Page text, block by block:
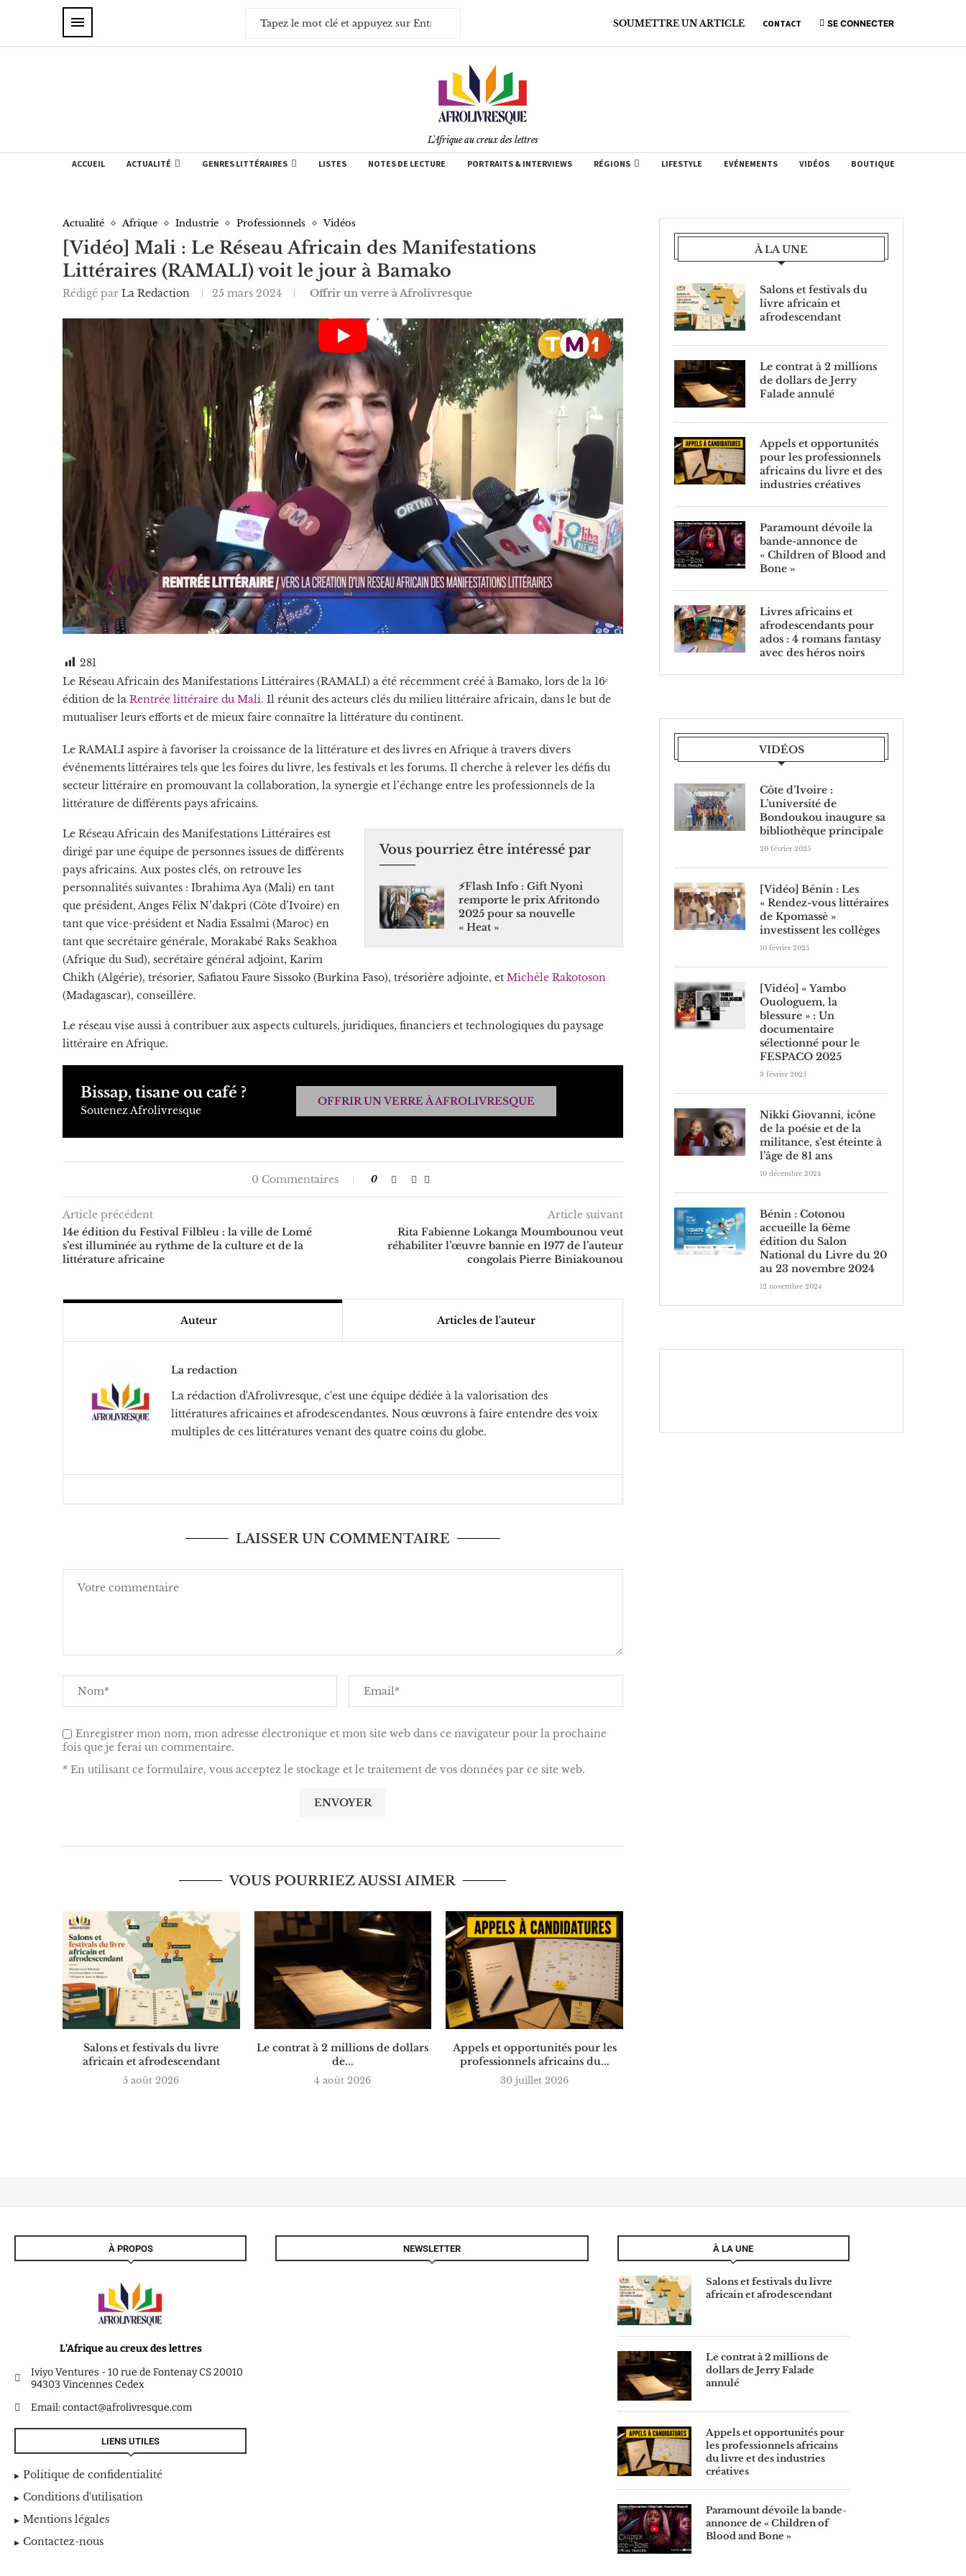
SOUMETTRE UN ARTICLE CONTACT SE CONNECTER
L'Afrique au creux des lettres
ACCUEIL ACTUALITÉ GENRES LITTÉRAIRES LISTES NOTES DE LECTURE PORTRAITS & INTERVIEWS RÉGIONS LIFESTYLE EVÉNEMENTS VIDÉOS BOUTIQUE
Actualité Afrique Industrie Professionnels Vidéos
[Vidéo] Mali : Le Réseau Africain des Manifestations
Littéraires (RAMALI) voit le jour à Bamako
Rédigé par La Redaction 25 mars 2024 Offrir un verre à Afrolivresque
281
Le Réseau Africain des Manifestations Littéraires (RAMALI) a été récemment créé à Bamako, lors de la 16ᵉ
édition de la Rentrée littéraire du Mali. Il réunit des acteurs clés du milieu littéraire africain, dans le but de
mutualiser leurs efforts et de mieux faire connaître la littérature du continent.
Le RAMALI aspire à favoriser la croissance de la littérature et des livres en Afrique à travers divers
événements littéraires tels que les foires du livre, les festivals et les forums. Il cherche à relever les défis du
secteur littéraire en promouvant la collaboration, la synergie et l’échange entre les professionnels de la
littérature de différents pays africains.
Vous pourriez être intéressé par
⚡️Flash Info : Gift Nyoni
remporte le prix Afritondo
2025 pour sa nouvelle
« Heat »
Le Réseau Africain des Manifestations Littéraires est
dirigé par une équipe de personnes issues de différents
pays africains. Aux postes clés, on retrouve les
personnalités suivantes : Ibrahima Aya (Mali) en tant
que président, Anges Félix N’dakpri (Côte d’Ivoire) en
tant que vice-président et Nadia Essalmi (Maroc) en
tant que secrétaire générale, Morakabé Raks Seakhoa
(Afrique du Sud), secrétaire général adjoint, Karim
Chikh (Algérie), trésorier, Safiatou Faure Sissoko (Burkina Faso), trésorière adjointe, et Michèle Rakotoson
(Madagascar), conseillère.
Le réseau vise aussi à contribuer aux aspects culturels, juridiques, financiers et technologiques du paysage
littéraire en Afrique.
Bissap, tisane ou café ?
Soutenez Afrolivresque
OFFRIR UN VERRE À AFROLIVRESQUE
0 Commentaires 0
Article précédent
14e édition du Festival Filbleu : la ville de Lomé
s’est illuminée au rythme de la culture et de la
littérature africaine
Article suivant
Rita Fabienne Lokanga Moumbounou veut
réhabiliter l’œuvre bannie en 1977 de l’auteur
congolais Pierre Biniakounou
Auteur Articles de l'auteur
La redaction
La rédaction d'Afrolivresque, c'est une équipe dédiée à la valorisation des
littératures africaines et afrodescendantes. Nous œuvrons à faire entendre des voix
multiples de ces littératures venant des quatre coins du globe.
LAISSER UN COMMENTAIRE
Enregistrer mon nom, mon adresse électronique et mon site web dans ce navigateur pour la prochaine
fois que je ferai un commentaire.
* En utilisant ce formulaire, vous acceptez le stockage et le traitement de vos données par ce site web.
VOUS POURRIEZ AUSSI AIMER
Salons et festivals du livre
africain et afrodescendant
5 août 2026
Le contrat à 2 millions de dollars
de...
4 août 2026
Appels et opportunités pour les
professionnels africains du...
30 juillet 2026
À LA UNE
Salons et festivals du
livre africain et
afrodescendant
Le contrat à 2 millions
de dollars de Jerry
Falade annulé
Appels et opportunités
pour les professionnels
africains du livre et des
industries créatives
Paramount dévoile la
bande-annonce de
« Children of Blood and
Bone »
Livres africains et
afrodescendants pour
ados : 4 romans fantasy
avec des héros noirs
VIDÉOS
Côte d’Ivoire :
L’université de
Bondoukou inaugure sa
bibliothèque principale
20 février 2025
[Vidéo] Bénin : Les
« Rendez-vous littéraires
de Kpomassè »
investissent les collèges
10 février 2025
[Vidéo] « Yambo
Ouologuem, la
blessure » : Un
documentaire
sélectionné pour le
FESPACO 2025
3 février 2025
Nikki Giovanni, icône
de la poésie et de la
militance, s’est éteinte à
l’âge de 81 ans
10 décembre 2024
Bénin : Cotonou
accueille la 6ème
édition du Salon
National du Livre du 20
au 23 novembre 2024
12 novembre 2024
À PROPOS
L’Afrique au creux des lettres
Iviyo Ventures - 10 rue de Fontenay CS 20010
94303 Vincennes Cedex
Email: contact@afrolivresque.com
LIENS UTILES
Politique de confidentialité
Conditions d'utilisation
Mentions légales
Contactez-nous
NEWSLETTER À LA UNE
Salons et festivals du livre
africain et afrodescendant
Le contrat à 2 millions de
dollars de Jerry Falade
annulé
Appels et opportunités pour
les professionnels africains
du livre et des industries
créatives
Paramount dévoile la bande-
annonce de « Children of
Blood and Bone »